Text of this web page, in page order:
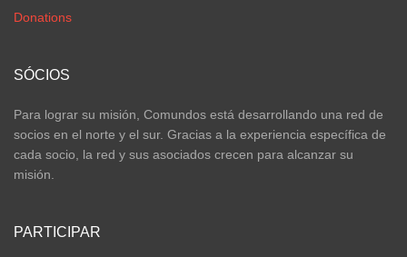
Donations
SÓCIOS
Para lograr su misión, Comundos está desarrollando una red de
socios en el norte y el sur. Gracias a la experiencia específica de
cada socio, la red y sus asociados crecen para alcanzar su
misión.
PARTICIPAR